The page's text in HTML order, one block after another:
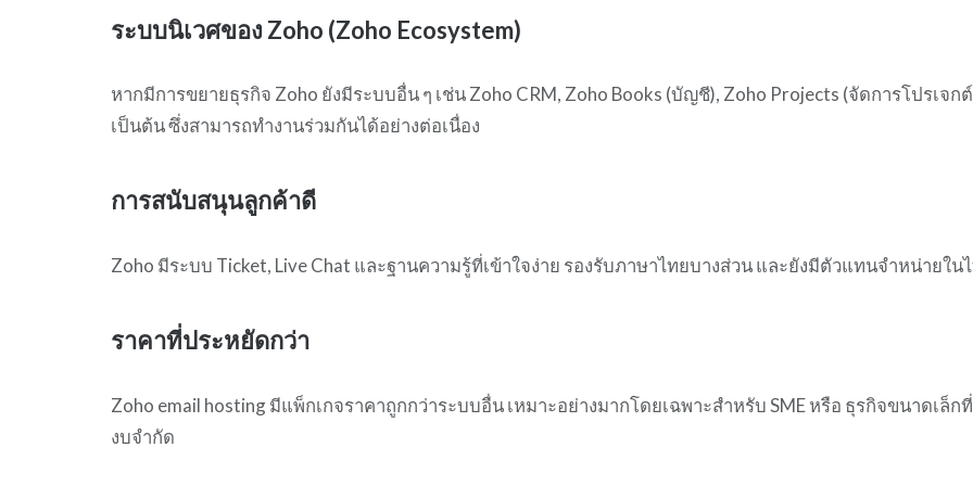
ระบบนิเวศของ Zoho (Zoho Ecosystem)
หากมีการขยายธุรกิจ Zoho ยังมีระบบอื่น ๆ เช่น Zoho CRM, Zoho Books (บัญชี), Zoho Projects (จัดการโปรเจก
เป็นต้น ซึ่งสามารถทำงานร่วมกันได้อย่างต่อเนื่อง
การสนับสนุนลูกค้าดี
Zoho มีระบบ Ticket, Live Chat และฐานความรู้ที่เข้าใจง่าย รองรับภาษาไทยบางส่วน และยังมีตัวแทนจำหน่ายใน
ราคาที่ประหยัดกว่า
Zoho email hosting มีแพ็กเกจราคาถูกกว่าระบบอื่น เหมาะอย่างมากโดยเฉพาะสำหรับ SME หรือ ธุรกิจขนาดเล็ก
งบจำกัด